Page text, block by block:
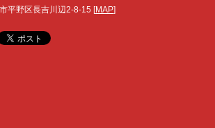
平野区長吉川辺2-8-15 [MAP]